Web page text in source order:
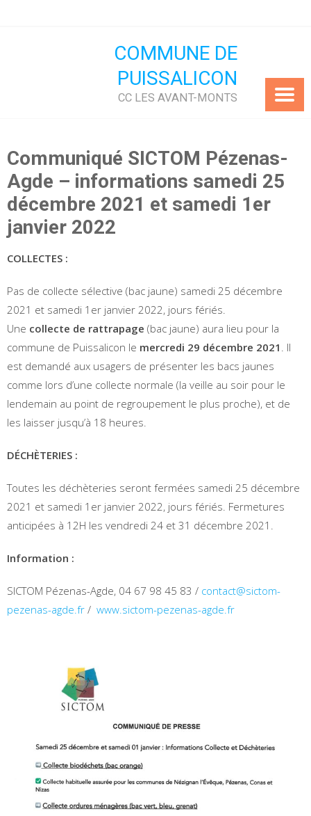
COMMUNE DE
PUISSALICON
CC LES AVANT-MONTS
Communiqué SICTOM Pézenas-
Agde – informations samedi 25
décembre 2021 et samedi 1er
janvier 2022
COLLECTES :
Pas de collecte sélective (bac jaune) samedi 25 décembre
2021 et samedi 1er janvier 2022, jours fériés.
Une collecte de rattrapage (bac jaune) aura lieu pour la
commune de Puissalicon le mercredi 29 décembre 2021 . Il
est demandé aux usagers de présenter les bacs jaunes
comme lors d’une collecte normale (la veille au soir pour le
lendemain au point de regroupement le plus proche), et de
les laisser jusqu’à 18 heures.
DÉCHÈTERIES :
Toutes les déchèteries seront fermées samedi 25 décembre
2021 et samedi 1er janvier 2022, jours fériés. Fermetures
anticipées à 12H les vendredi 24 et 31 décembre 2021.
Information :
SICTOM Pézenas-Agde, 04 67 98 45 83 / contact@sictom-
pezenas-agde.fr / www.sictom-pezenas-agde.fr